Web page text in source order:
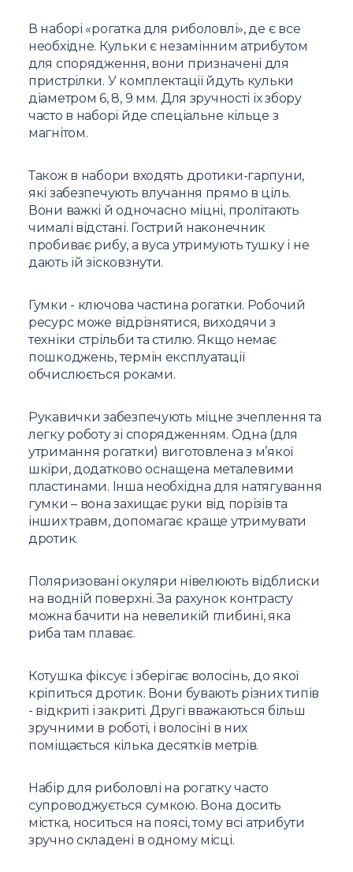
В наборі «рогатка для риболовлі», де є все
необхідне. Кульки є незамінним атрибутом
для спорядження, вони призначені для
пристрілки. У комплектації йдуть кульки
діаметром 6, 8, 9 мм. Для зручності їх збору
часто в наборі йде спеціальне кільце з
магнітом.
Також в набори входять дротики-гарпуни,
які забезпечують влучання прямо в ціль.
Вони важкі й одночасно міцні, пролітають
чималі відстані. Гострий наконечник
пробиває рибу, а вуса утримують тушку і не
дають їй зісковзнути.
Гумки - ключова частина рогатки. Робочий
ресурс може відрізнятися, виходячи з
техніки стрільби та стилю. Якщо немає
пошкоджень, термін експлуатації
обчислюється роками.
Рукавички забезпечують міцне зчеплення та
легку роботу зі спорядженням. Одна (для
утримання рогатки) виготовлена з м’якої
шкіри, додатково оснащена металевими
пластинами. Інша необхідна для натягування
гумки – вона захищає руки від порізів та
інших травм, допомагає краще утримувати
дротик.
Поляризовані окуляри нівелюють відблиски
на водній поверхні. За рахунок контрасту
можна бачити на невеликій глибині, яка
риба там плаває.
Котушка фіксує і зберігає волосінь, до якої
кріпиться дротик. Вони бувають різних типів
- відкриті і закриті. Другі вважаються більш
зручними в роботі, і волосіні в них
поміщається кілька десятків метрів.
Набір для риболовлі на рогатку часто
супроводжується сумкою. Вона досить
містка, носиться на поясі, тому всі атрибути
зручно складені в одному місці.